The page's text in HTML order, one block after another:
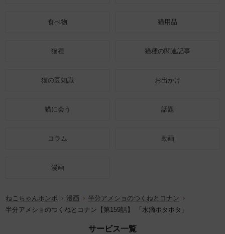
食べ物 猫用品
猫種 猫種の関連記事
猫の豆知識 お出かけ
猫に会う 話題
コラム 動画
漫画
ねこちゃんホンポ 漫画
半分アメショのつくねとコナン
半分アメショのつくねとコナン【第159話】 「水滴ポタポタ」
サービス一覧